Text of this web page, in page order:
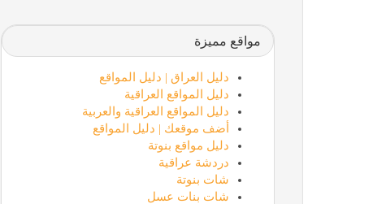
مواقع مميزة
دليل العراق | دليل المواقع
دليل المواقع العراقية
دليل المواقع العراقية والعربية
أضف موقعك | دليل المواقع
دليل مواقع بنوتة
دردشة عراقية
شات بنوتة
شات بنات عسل